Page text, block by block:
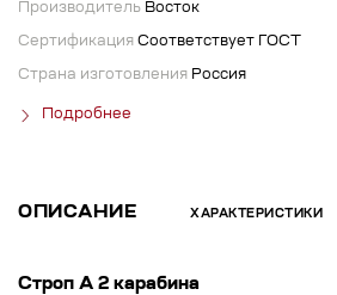
Производитель Восток
Сертификация Соответствует ГОСТ
Страна изготовления Россия
Подробнее
ОПИСАНИЕ ХАРАКТЕРИСТИКИ
Строп А 2 карабина